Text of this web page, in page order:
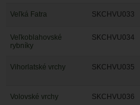
Veľká Fatra SKCHVU033
Veľkoblahovské
rybníky
SKCHVU034
Vihorlatské vrchy SKCHVU035
Volovské vrchy SKCHVU036